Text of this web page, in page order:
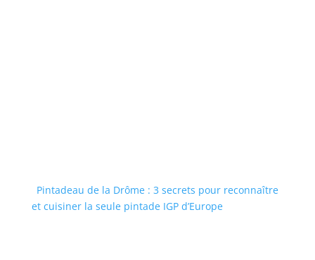
Pintadeau de la Drôme : 3 secrets pour reconnaître
et cuisiner la seule pintade IGP d’Europe